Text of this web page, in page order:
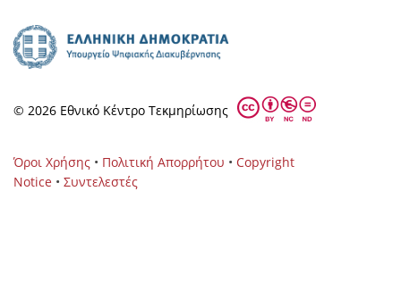
© 2026 Eθνικό Κέντρο Τεκμηρίωσης
Όροι Χρήσης • Πολιτική Απορρήτου • Copyright
Notice • Συντελεστές